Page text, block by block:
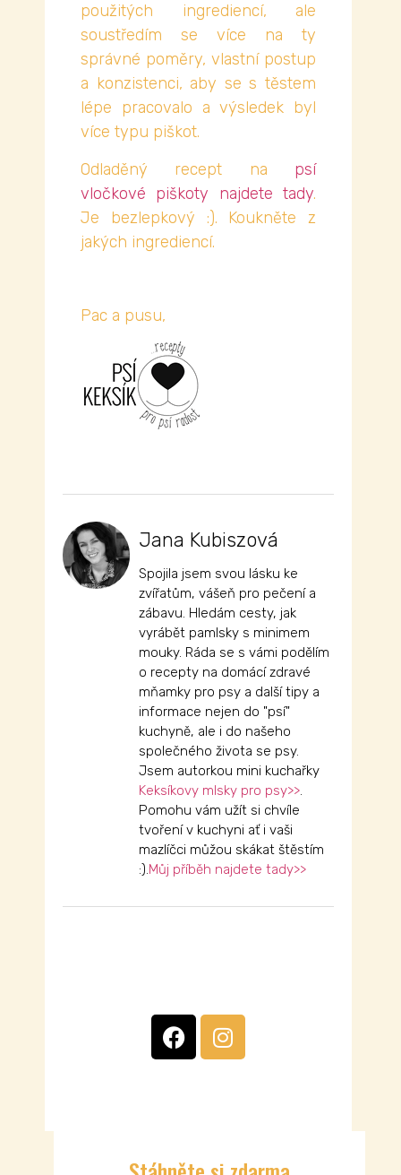
použitých ingrediencí, ale
soustředím se více na ty
správné poměry, vlastní postup
a konzistenci, aby se s těstem
lépe pracovalo a výsledek byl
více typu piškot.
Odladěný recept na psí
vločkové piškoty najdete tady.
Je bezlepkový :). Koukněte z
jakých ingrediencí.
Pac a pusu,
Jana Kubiszová
Spojila jsem svou lásku ke
zvířatům, vášeň pro pečení a
zábavu. Hledám cesty, jak
vyrábět pamlsky s minimem
mouky. Ráda se s vámi podělím
o recepty na domácí zdravé
mňamky pro psy a další tipy a
informace nejen do "psí"
kuchyně, ale i do našeho
společného života se psy.
Jsem autorkou mini kuchařky
Keksíkovy mlsky pro psy>>.
Pomohu vám užít si chvíle
tvoření v kuchyni ať i vaši
mazlíčci můžou skákat štěstím
:).Můj příběh najdete tady>>